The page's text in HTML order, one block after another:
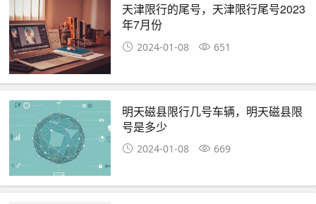
天津限行的尾号，天津限行尾号2023
年7月份
2024-01-08 651
明天磁县限行几号车辆，明天磁县限
号是多少
2024-01-08 669